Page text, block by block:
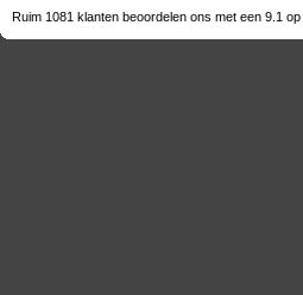
Ruim 1081 klanten beoordelen ons met een 9.1 op